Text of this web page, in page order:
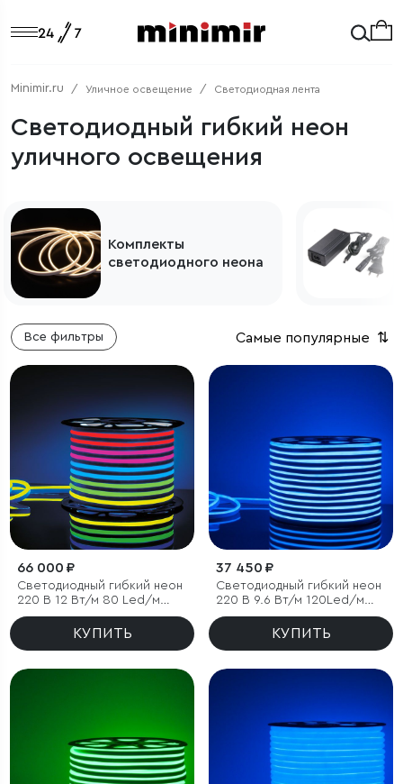
Minimir.ru Уличное освещение Светодиодная лента
Светодиодный гибкий неон
уличного освещения
Комплекты
светодиодного неона
Все фильтры Самые популярные ⇅
66 000 ₽
Светодиодный гибкий неон
220 В 12 Вт/м 80 Led/м
5050 IP67, односторонний
RGB, 50 мКУПИТЬ
37 450 ₽
Светодиодный гибкий неон
220 В 9.6 Вт/м 120Led/м
2835 IP67, односторонний,
синий, 50 мКУПИТЬ